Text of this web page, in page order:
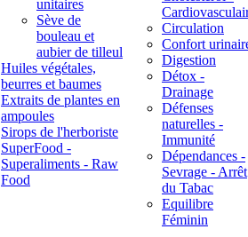
unitaires
Sève de
bouleau et
aubier de tilleul
Huiles végétales,
beurres et baumes
Extraits de plantes en
ampoules
Sirops de l'herboriste
SuperFood -
Superaliments - Raw
Food
Circulation
Confort
Digestion
Détox -
Drainage
Défenses
naturelles -
Immunité
Dépendances -
Sevrage - Arrêt
du Tabac
Equilibre
Féminin